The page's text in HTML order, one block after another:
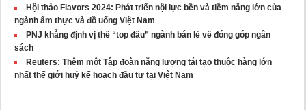
Hội thảo Flavors 2024: Phát triển nội lực bền và tiềm năng lớn của
ngành ẩm thực và đồ uống Việt Nam
PNJ khẳng định vị thế “top đầu” ngành bán lẻ về đóng góp ngân
sách
Reuters: Thêm một Tập đoàn năng lượng tái tạo thuộc hàng lớn
nhất thế giới huỷ kế hoạch đầu tư tại Việt Nam